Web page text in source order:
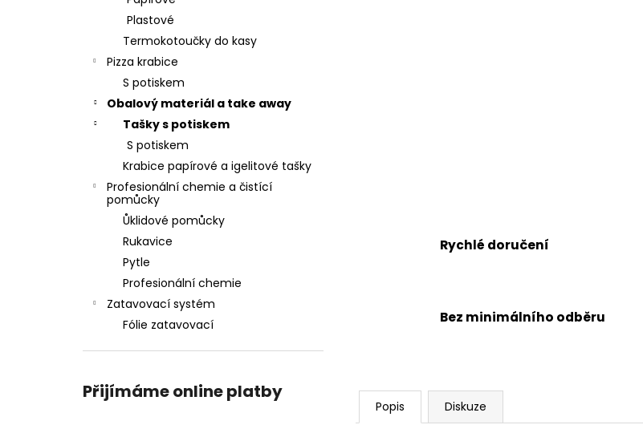
Plastové
Termokotoučky do kasy
Pizza krabice
S potiskem
Obalový materiál a take away
Tašky s potiskem
S potiskem
Krabice papírové a igelitové tašky
Profesionální chemie a čistící
pomůcky
Ůklidové pomůcky
Rukavice
Pytle
Profesionální chemie
Zatavovací systém
Fólie zatavovací
Přijímáme online platby
Rychlé doručení
Bez minimálního odběru
Popis Diskuze